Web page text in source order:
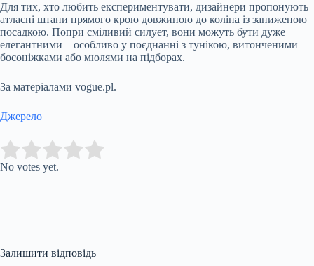
Для тих, хто любить експериментувати, дизайнери пропонують
атласні штани прямого крою довжиною до коліна із заниженою
посадкою. Попри сміливий силует, вони можуть бути дуже
елегантними – особливо у поєднанні з тунікою, витонченими
босоніжками або мюлями на підборах.
За матеріалами vogue.pl.
Джерело
Rate this item:
No votes yet.
Залишити відповідь